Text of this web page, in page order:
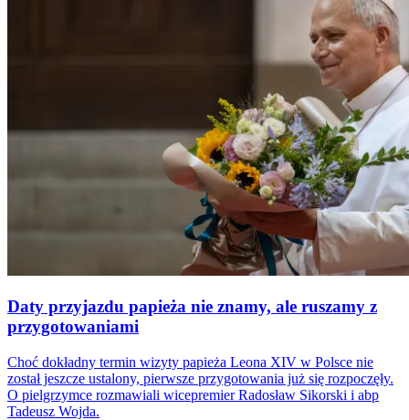
Daty przyjazdu papieża nie znamy, ale ruszamy z
przygotowaniami
Choć dokładny termin wizyty papieża Leona XIV w Polsce nie
został jeszcze ustalony, pierwsze przygotowania już się rozpoczęły.
O pielgrzymce rozmawiali wicepremier Radosław Sikorski i abp
Tadeusz Wojda.